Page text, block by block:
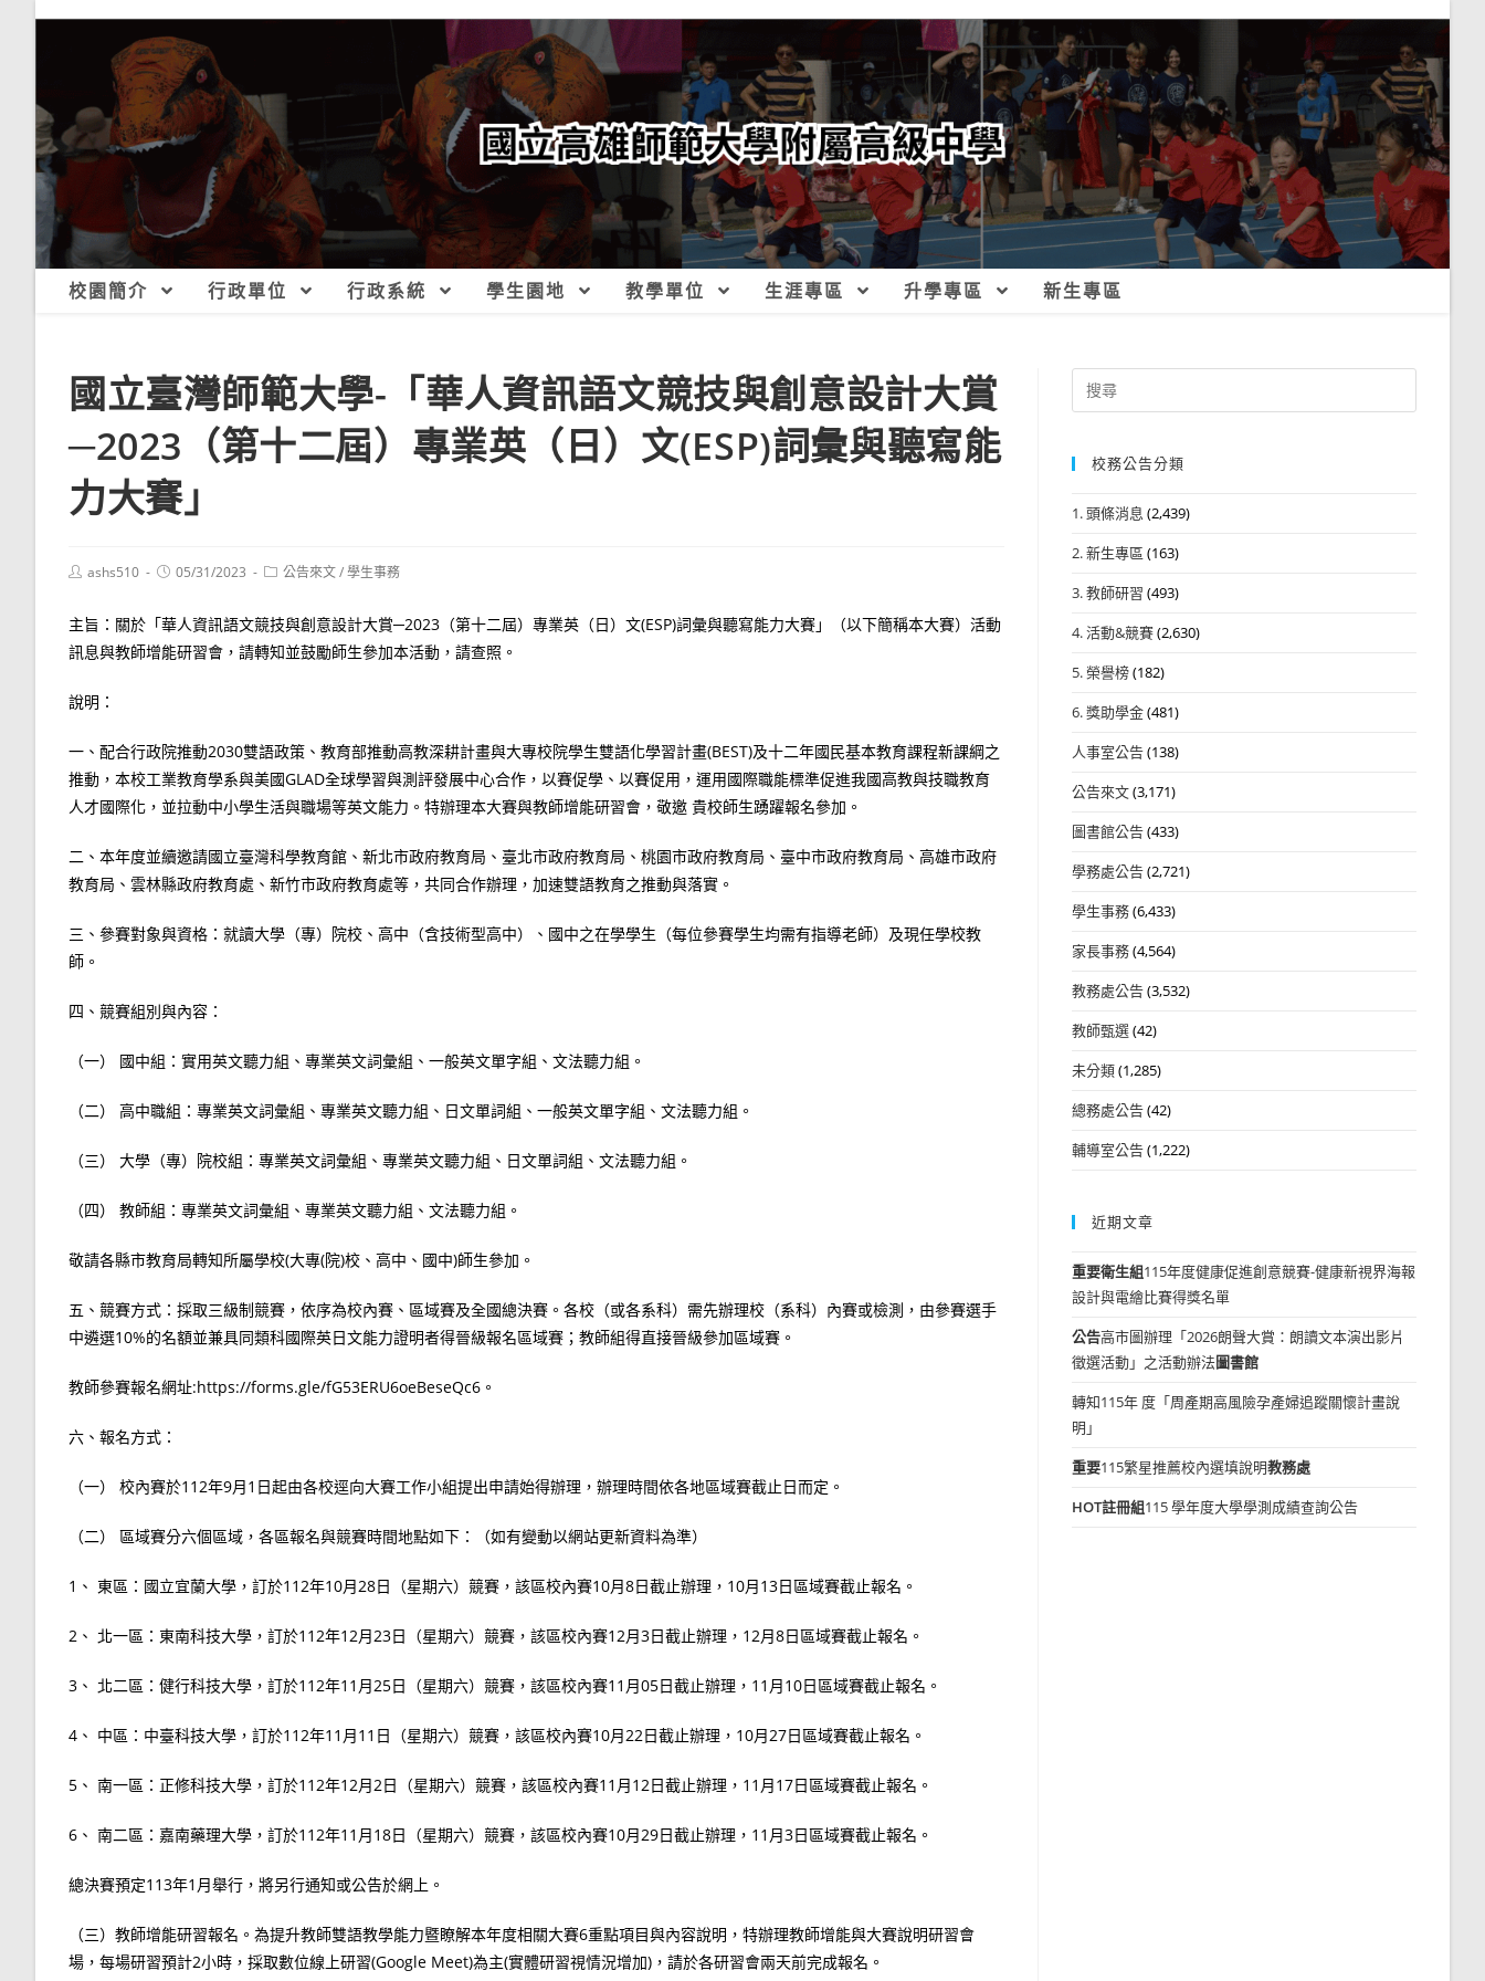
校園簡介 行政單位 行政系統 學生園地 教學單位 生涯專區 升學專區 新生專區
國立臺灣師範大學-「華人資訊語文競技與創意設計大賞
─2023（第十二屆）專業英（日）文(ESP)詞彙與聽寫能
力大賽」
Postashs510
Post05/31/2023
Post公告來文/學生事務
主旨：關於「華人資訊語文競技與創意設計大賞─2023（第十二屆）專業英（日）文(ESP)詞彙與聽寫能力大賽」（以下簡稱本大賽）活動
訊息與教師增能研習會，請轉知並鼓勵師生參加本活動，請查照。
說明：
一、配合行政院推動2030雙語政策、教育部推動高教深耕計畫與大專校院學生雙語化學習計畫(BEST)及十二年國民基本教育課程新課綱之
推動，本校工業教育學系與美國GLAD全球學習與測評發展中心合作，以賽促學、以賽促用，運用國際職能標準促進我國高教與技職教育
人才國際化，並拉動中小學生活與職場等英文能力。特辦理本大賽與教師增能研習會，敬邀 貴校師生踴躍報名參加。
二、本年度並續邀請國立臺灣科學教育館、新北市政府教育局、臺北市政府教育局、桃園市政府教育局、臺中市政府教育局、高雄市政府
教育局、雲林縣政府教育處、新竹市政府教育處等，共同合作辦理，加速雙語教育之推動與落實。
三、參賽對象與資格：就讀大學（專）院校、高中（含技術型高中）、國中之在學學生（每位參賽學生均需有指導老師）及現任學校教
師。
四、競賽組別與內容：
（一） 國中組：實用英文聽力組、專業英文詞彙組、一般英文單字組、文法聽力組。
（二） 高中職組：專業英文詞彙組、專業英文聽力組、日文單詞組、一般英文單字組、文法聽力組。
（三） 大學（專）院校組：專業英文詞彙組、專業英文聽力組、日文單詞組、文法聽力組。
（四） 教師組：專業英文詞彙組、專業英文聽力組、文法聽力組。
敬請各縣市教育局轉知所屬學校(大專(院)校、高中、國中)師生參加。
五、競賽方式：採取三級制競賽，依序為校內賽、區域賽及全國總決賽。各校（或各系科）需先辦理校（系科）內賽或檢測，由參賽選手
中遴選10%的名額並兼具同類科國際英日文能力證明者得晉級報名區域賽；教師組得直接晉級參加區域賽。
教師參賽報名網址:https://forms.gle/fG53ERU6oeBeseQc6。
六、報名方式：
（一） 校內賽於112年9月1日起由各校逕向大賽工作小組提出申請始得辦理，辦理時間依各地區域賽截止日而定。
（二） 區域賽分六個區域，各區報名與競賽時間地點如下：（如有變動以網站更新資料為準）
1、 東區：國立宜蘭大學，訂於112年10月28日（星期六）競賽，該區校內賽10月8日截止辦理，10月13日區域賽截止報名。
2、 北一區：東南科技大學，訂於112年12月23日（星期六）競賽，該區校內賽12月3日截止辦理，12月8日區域賽截止報名。
3、 北二區：健行科技大學，訂於112年11月25日（星期六）競賽，該區校內賽11月05日截止辦理，11月10日區域賽截止報名。
4、 中區：中臺科技大學，訂於112年11月11日（星期六）競賽，該區校內賽10月22日截止辦理，10月27日區域賽截止報名。
5、 南一區：正修科技大學，訂於112年12月2日（星期六）競賽，該區校內賽11月12日截止辦理，11月17日區域賽截止報名。
6、 南二區：嘉南藥理大學，訂於112年11月18日（星期六）競賽，該區校內賽10月29日截止辦理，11月3日區域賽截止報名。
總決賽預定113年1月舉行，將另行通知或公告於網上。
（三）教師增能研習報名。為提升教師雙語教學能力暨瞭解本年度相關大賽6重點項目與內容說明，特辦理教師增能與大賽說明研習會
場，每場研習預計2小時，採取數位線上研習(Google Meet)為主(實體研習視情況增加)，請於各研習會兩天前完成報名。
Search
for:
校務公告分類
1. 頭條消息 (2,439)
2. 新生專區 (163)
3. 教師研習 (493)
4. 活動&競賽(2,630)
5. 榮譽榜(182)
6. 獎助學金(481)
人事室公告(138)
公告來文(3,171)
圖書館公告(433)
學務處公告(2,721)
學生事務(6,433)
家長事務(4,564)
教務處公告(3,532)
教師甄選(42)
未分類(1,285)
總務處公告(42)
輔導室公告(1,222)
近期文章
重要衛生組115年度健康促進創意競賽-健康新視界海報
設計與電繪比賽得獎名單
公告高市圖辦理「2026朗聲大賞：朗讀文本演出影片
徵選活動」之活動辦法圖書館
轉知115年 度「周產期高風險孕產婦追蹤關懷計畫說
明」
重要115繁星推薦校內選填說明教務處
HOT註冊組115 學年度大學學測成績查詢公告